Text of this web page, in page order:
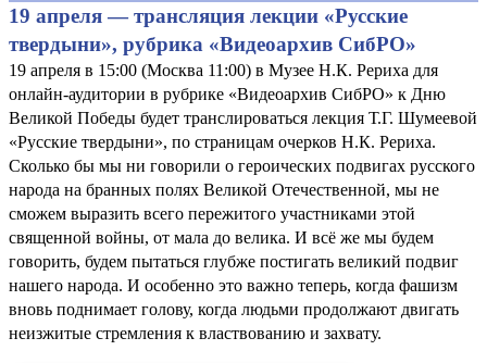
19 апреля — трансляция лекции «Русские
твердыни», рубрика «Видеоархив СибРО»
19 апреля в 15:00 (Москва 11:00) в Музее Н.К. Рериха для
онлайн-аудитории в рубрике «Видеоархив СибРО» к Дню
Великой Победы будет транслироваться лекция Т.Г. Шумеевой
«Русские твердыни», по страницам очерков Н.К. Рериха.
Сколько бы мы ни говорили о героических подвигах русского
народа на бранных полях Великой Отечественной, мы не
сможем выразить всего пережитого участниками этой
священной войны, от мала до велика. И всё же мы будем
говорить, будем пытаться глубже постигать великий подвиг
нашего народа. И особенно это важно теперь, когда фашизм
вновь поднимает голову, когда людьми продолжают двигать
неизжитые стремления к властвованию и захвату.